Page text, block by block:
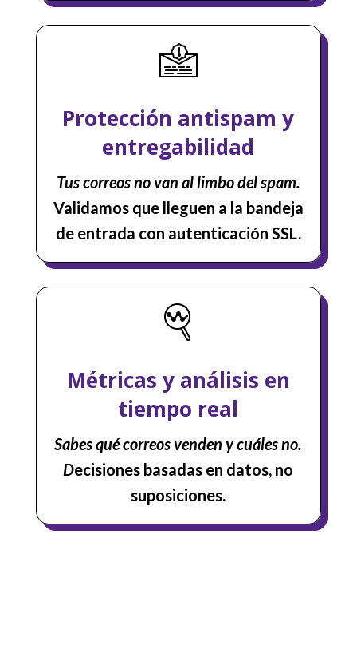
Protección antispam y
entregabilidad
Tus correos no van al limbo del spam.
Validamos que lleguen a la bandeja
de entrada con autenticación SSL.
Métricas y análisis en
tiempo real
Sabes qué correos venden y cuáles no.
Decisiones basadas en datos, no
suposiciones.